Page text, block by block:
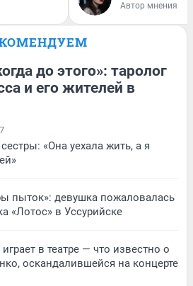
Автор мнения
до этого»: таролог
и его жителей в
«Она уехала жить, а я
пыток»: девушка пожаловалась
«Лотос» в Уссурийске
в театре — что известно о
оскандалившейся на концерте